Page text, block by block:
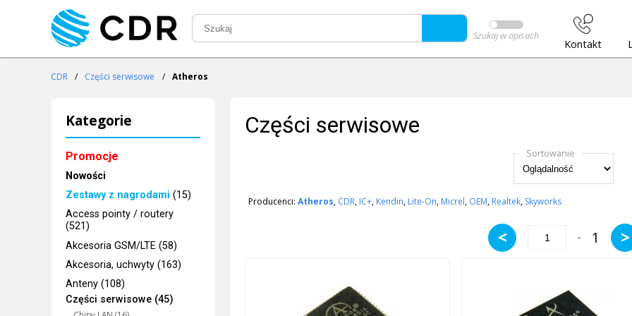
Szukaj w opisach
Kontakt
CDR / Części serwisowe / Atheros
Kategorie
Promocje
Nowości
Zestawy z nagrodami (15)
Access pointy / routery
(521)
Akcesoria GSM/LTE (58)
Akcesoria, uchwyty (163)
Anteny (108)
Części serwisowe (45)
Części serwisowe
Sortowanie
Producenci: Atheros, CDR, IC+, Kendin, Lite-On, Micrel, OEM, Realtek, Skyworks
< - 1 >